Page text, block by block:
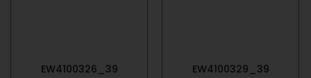
EW4100326_39 EW4100329_39